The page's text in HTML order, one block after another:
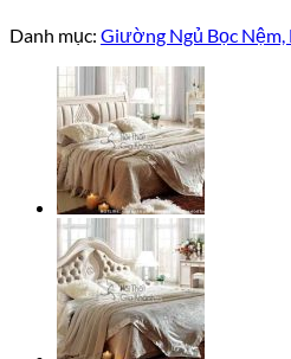
Danh mục: Giường Ngủ Bọc Nệm,